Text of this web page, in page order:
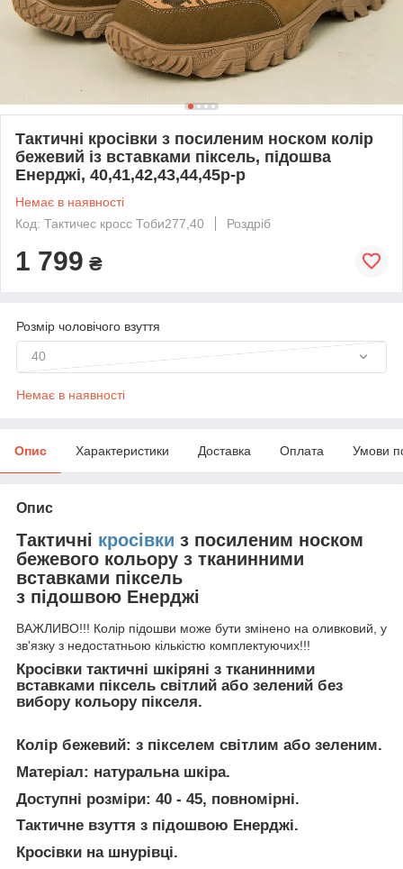
Тактичні кросівки з посиленим носком колір
бежевий із вставками піксель, підошва
Енерджі, 40,41,42,43,44,45р-р
Немає в наявності
Код: Тактичес кросс Тоби277,40
Роздріб
1 799 ₴
Розмір чоловічого взуття
40
Немає в наявності
Опис Характеристики Доставка Оплата Умови
Опис
Тактичні кросівки з посиленим носком
бежевого кольору з тканинними
вставками піксель
з підошвою Енерджі
ВАЖЛИВО!!! Колір підошви може бути змінено на оливковий, у
зв'язку з недостатньою кількістю комплектуючих!!!
Кросівки тактичні шкіряні з тканинними
вставками піксель світлий або зелений без
вибору кольору пікселя.
Колір бежевий: з пікселем світлим або зеленим.
Матеріал: натуральна шкіра.
Доступні розміри: 40 - 45, повномірні.
Тактичне взуття з підошвою Енерджі.
Кросівки на шнурівці.